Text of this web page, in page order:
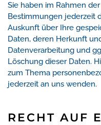
Sie haben im Rahmen
Bestimmungen jederzeit
Auskunft über Ihre
Daten, deren Herkunft
Datenverarbeitung und
Löschung dieser Daten.
zum Thema
jederzeit an uns wenden.
RECHT AUF